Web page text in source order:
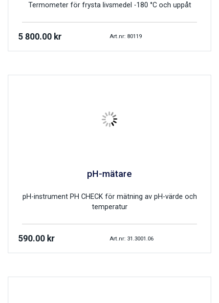
Termometer för frysta livsmedel -180 °C och uppåt
5 800.00 kr Art.nr: 80119
pH-mätare
pH-instrument PH CHECK för mätning av pH-värde och
temperatur
590.00 kr Art.nr: 31.3001.06